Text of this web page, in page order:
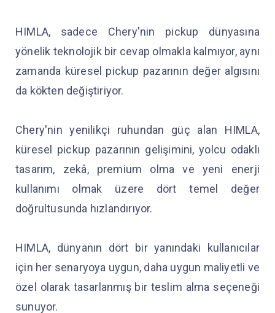
HIMLA, sadece Chery'nin pickup dünyasına
yönelik teknolojik bir cevap olmakla kalmıyor, aynı
zamanda küresel pickup pazarının değer algısını
da kökten değiştiriyor.
Chery'nin yenilikçi ruhundan güç alan HIMLA,
küresel pickup pazarının gelişimini, yolcu odaklı
tasarım, zekâ, premium olma ve yeni enerji
kullanımı olmak üzere dört temel değer
doğrultusunda hızlandırıyor.
HIMLA, dünyanın dört bir yanındaki kullanıcılar
için her senaryoya uygun, daha uygun maliyetli ve
özel olarak tasarlanmış bir teslim alma seçeneği
sunuyor.